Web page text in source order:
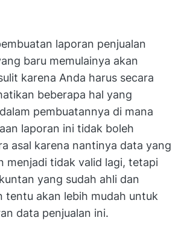
laporan penjualan
baru memulainya akan
karena Anda harus secara
beberapa hal yang
pembuatannya di mana
laporan ini tidak boleh
asal karena nantinya data yang
menjadi tidak valid lagi, tetapi
yang sudah ahli dan
tentu akan lebih mudah untuk
data penjualan ini.